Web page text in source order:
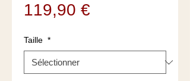
119,90 €
Taille *